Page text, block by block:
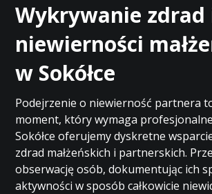
Wykrywanie zdrad
niewierności
w Sokółce
Podejrzenie o niewierność partnera
moment, który wymaga
Sokółce oferujemy dyskretne
zdrad małżeńskich i partnerskich.
obserwację osób, dokumentując ich
aktywności w sposób całkowicie